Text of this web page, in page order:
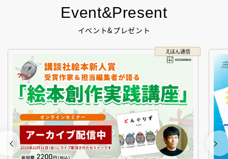
Event&Present
イベント&プレゼント
えほん通信